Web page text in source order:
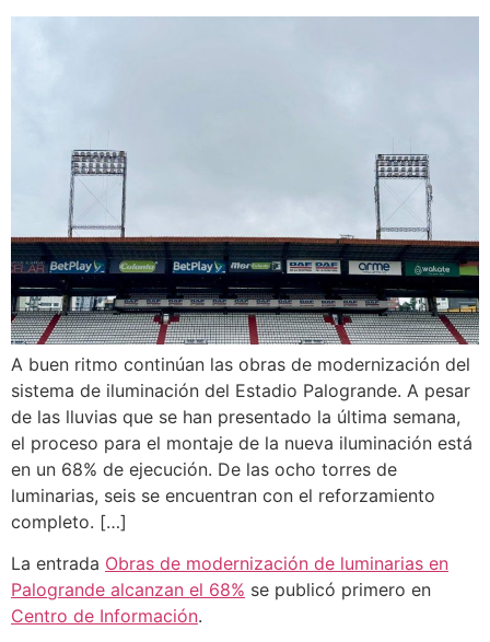
A buen ritmo continúan las obras de modernización del
sistema de iluminación del Estadio Palogrande. A pesar
de las lluvias que se han presentado la última semana,
el proceso para el montaje de la nueva iluminación está
en un 68% de ejecución. De las ocho torres de
luminarias, seis se encuentran con el reforzamiento
completo. […]
La entrada Obras de modernización de luminarias en
Palogrande alcanzan el 68% se publicó primero en
Centro de Información.